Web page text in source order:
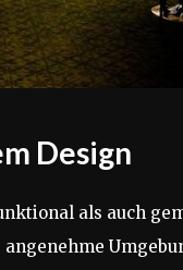
Design
als auch